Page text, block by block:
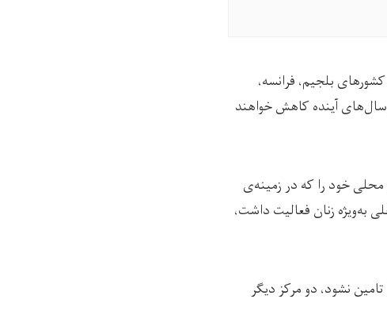
بلجیم، فرانسه،
سال‌‌های آینده کاهش خواهند
خود را که در زمینه‌ی
زنان فعالیت داشت،
نشود، دو مرکز دیگر